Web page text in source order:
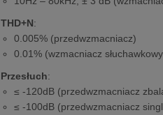
THD+N:
0.005% (przedwzmacniacz)
0.01% (wzmacniacz
Przesłuch:
≤ -120dB (przedwzmacniacz
≤ -100dB (przedwzmacniacz